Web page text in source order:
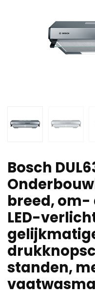
Bosch
breed,
LED-
standen,